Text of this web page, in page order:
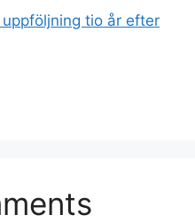
tio år efter